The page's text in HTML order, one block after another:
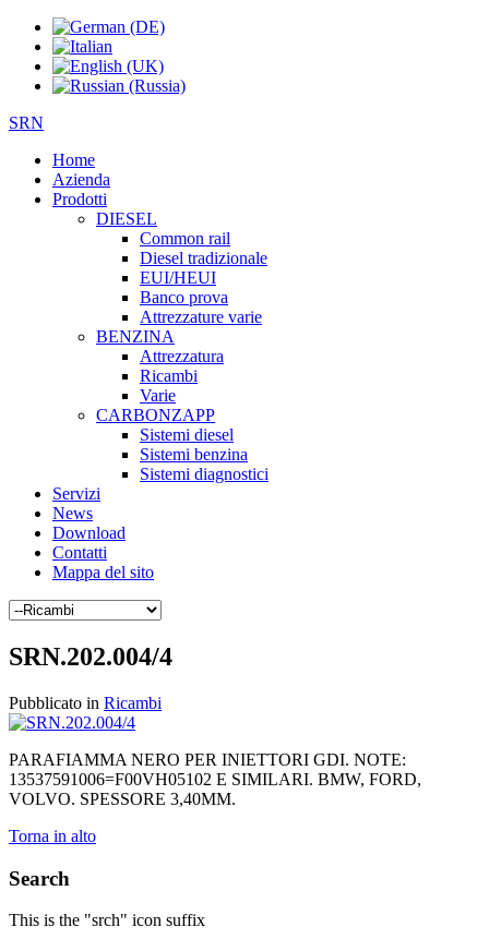
SRN
Home
Azienda
Prodotti
DIESEL
Common rail
Diesel tradizionale
EUI/HEUI
Banco prova
Attrezzature varie
BENZINA
Attrezzatura
Ricambi
Varie
CARBONZAPP
Sistemi diesel
Sistemi benzina
Sistemi diagnostici
Servizi
News
Download
Contatti
Mappa del sito
SRN.202.004/4
Pubblicato in Ricambi
PARAFIAMMA NERO PER INIETTORI GDI. NOTE:
13537591006=F00VH05102 E SIMILARI. BMW, FORD,
VOLVO. SPESSORE 3,40MM.
Torna in alto
Search
This is the "srch" icon suffix